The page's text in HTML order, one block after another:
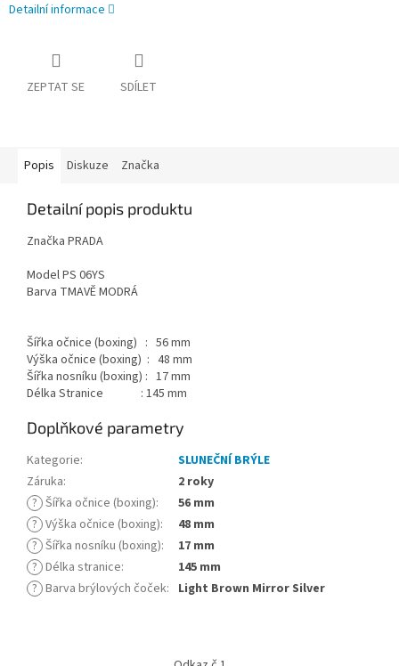
Detailní informace
ZEPTAT SE SDÍLET
Popis Diskuze Značka
Detailní popis produktu
Značka PRADA
Model PS 06YS
Barva TMAVĚ MODRÁ
Šířka očnice (boxing) : 56 mm
Výška očnice (boxing) : 48 mm
Šířka nosníku (boxing) : 17 mm
Délka Stranice : 145 mm
Doplňkové parametry
Kategorie:
SLUNEČNÍ BRÝLE
Záruka:
2 roky
? Šířka očnice (boxing):
56 mm
? Výška očnice (boxing):
48 mm
? Šířka nosníku (boxing):
17 mm
? Délka stranice:
145 mm
? Barva brýlových čoček: Light Brown Mirror Silver